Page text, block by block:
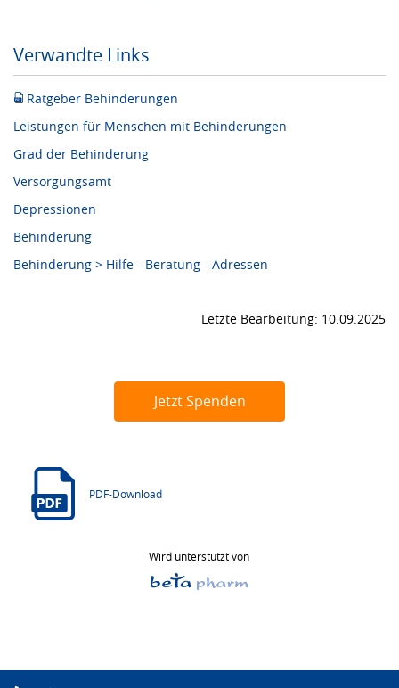
Verwandte Links
Ratgeber Behinderungen
Leistungen für Menschen mit Behinderungen
Grad der Behinderung
Versorgungsamt
Depressionen
Behinderung
Behinderung > Hilfe - Beratung - Adressen
Letzte Bearbeitung: 10.09.2025
Jetzt Spenden
PDF-Download
Wird unterstützt von